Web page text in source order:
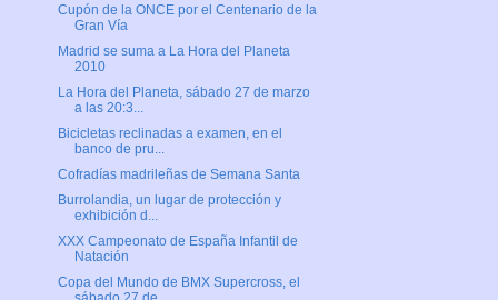
Cupón de la ONCE por el Centenario de la
Gran Vía
Madrid se suma a La Hora del Planeta
2010
La Hora del Planeta, sábado 27 de marzo
a las 20:3...
Bicicletas reclinadas a examen, en el
banco de pru...
Cofradías madrileñas de Semana Santa
Burrolandia, un lugar de protección y
exhibición d...
XXX Campeonato de España Infantil de
Natación
Copa del Mundo de BMX Supercross, el